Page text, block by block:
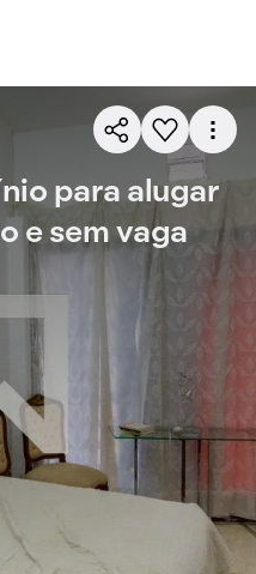
para alugar
e sem vaga